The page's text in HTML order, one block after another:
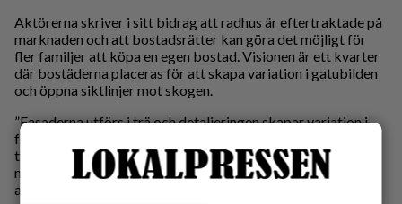
Aktörerna skriver i sitt bidrag att radhus är eftertraktade på
marknaden och att bostadsrätter kan göra det möjligt för
fler familjer att köpa en egen bostad. Visionen är ett kvarter
där bostäderna placeras för att skapa variation i gatubilden
och öppna siktlinjer mot skogen.
”Fasaderna utförs i trä och detaljeringen skapar variation i
fasaddjup, motiv och skuggverkan. Sammantaget skapas en
tydlig och varierad gatubild där småskalig arkitektur,
materialitet och detaljering samverkar”, skriver Okidoki
arkitekter vidare.